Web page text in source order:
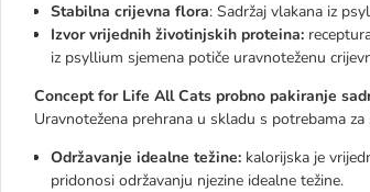
Stabilna crijevna flora: Sadržaj vlakana iz
Izvor vrijednih životinjskih proteina:
iz psyllium sjemena potiče uravnoteženu
Concept for Life All Cats probno pakiranje
Uravnotežena prehrana u skladu s potrebama
Održavanje idealne težine: kalorijska je
pridonosi održavanju njezine idealne težine.